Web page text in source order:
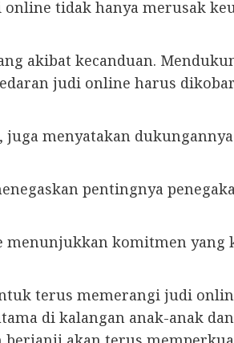
tidak hanya merusak
akibat kecanduan.
judi online harus
juga menyatakan
pentingnya
menunjukkan komitmen yang
terus memerangi judi
di kalangan anak-anak